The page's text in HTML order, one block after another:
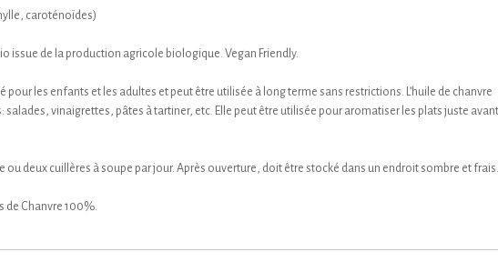
caroténoïdes)
issue de la production agricole biologique. Vegan Friendly.
pour les enfants et les adultes et peut être utilisée à long terme sans restrictions. L’huile de chanvre
salades, vinaigrettes, pâtes à tartiner, etc. Elle peut être utilisée pour aromatiser les plats juste avant
deux cuillères à soupe par jour. Après ouverture, doit être stocké dans un endroit sombre et frais.
Chanvre 100%.